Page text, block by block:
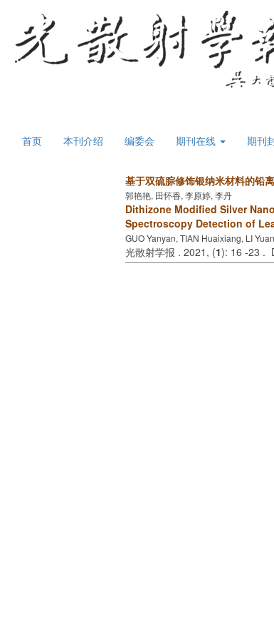
首页 本刊介绍 编委会 期刊在线 期刊
基于双硫腙修饰银纳米材料的铅
郭艳艳, 田怀香, 李原婷, 李丹
Dithizone Modified Silver
Spectroscopy Detection of
GUO Yanyan, TIAN Huaixiang, LI
光散射学报 . 2021, (1): 16 -23 .